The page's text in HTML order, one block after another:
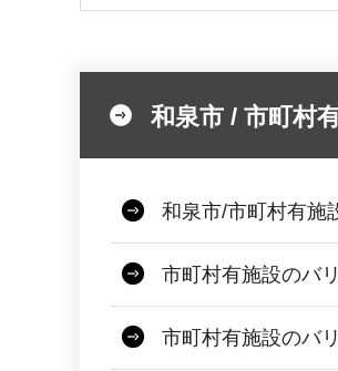
和泉市 / 市町村
和泉市/市町村有施
市町村有施設のバ
市町村有施設のバ